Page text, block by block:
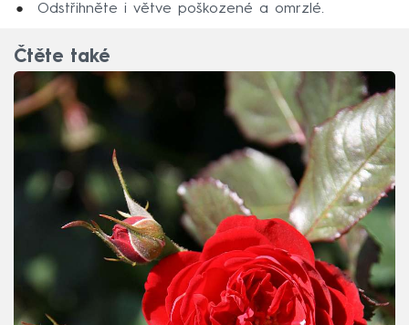
Odstřihněte i větve poškozené a omrzlé.
Čtěte také